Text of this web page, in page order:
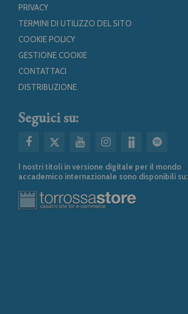
PRIVACY
TERMINI DI UTILIZZO DEL SITO
COOKIE POLICY
GESTIONE COOKIE
CONTATTACI
DISTRIBUZIONE
Seguici su:
I nostri titoli in versione digitale per il mondo
accademico internazionale sono disponibili su: